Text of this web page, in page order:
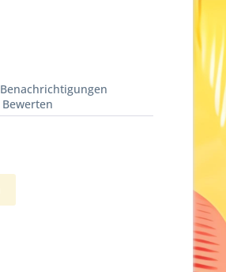
Benachrichtigungen
Bewerten